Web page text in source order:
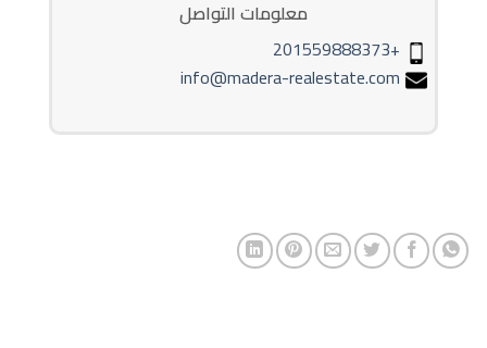
معلومات التواصل
+201559888373
info@madera-realestate.com